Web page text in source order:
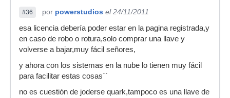
#36 por powerstudios el 24/11/2011
esa licencia debería poder estar en la pagina registrada,y
en caso de robo o rotura,solo comprar una llave y
volverse a bajar,muy fácil señores,
y ahora con los sistemas en la nube lo tienen muy fácil
para facilitar estas cosas``
no es cuestión de joderse quark,tampoco es una llave de